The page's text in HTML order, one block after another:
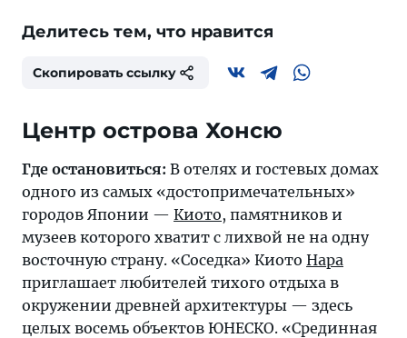
Делитесь тем, что нравится
Скопировать ссылку
Центр острова Хонсю
Где остановиться: В отелях и гостевых домах
одного из самых «достопримечательных»
городов Японии — Киото, памятников и
музеев которого хватит с лихвой не на одну
восточную страну. «Соседка» Киото Нара
приглашает любителей тихого отдыха в
окружении древней архитектуры — здесь
целых восемь объектов ЮНЕСКО. «Срединная